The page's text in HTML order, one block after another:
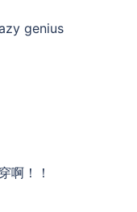
genius
啊！！